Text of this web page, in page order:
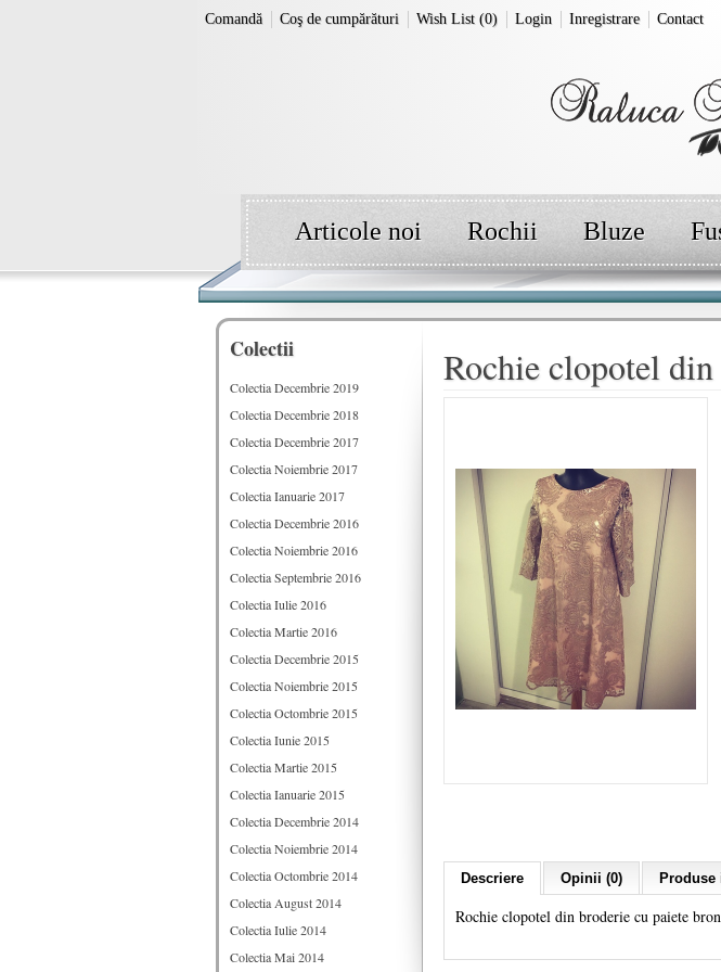
Comandă Coş de cumpărături Wish List (0) Login Inregistrare Contact
Articole noi Rochii Bluze
Colectii
Colectia Decembrie 2019
Colectia Decembrie 2018
Colectia Decembrie 2017
Colectia Noiembrie 2017
Colectia Ianuarie 2017
Colectia Decembrie 2016
Colectia Noiembrie 2016
Colectia Septembrie 2016
Colectia Iulie 2016
Colectia Martie 2016
Colectia Decembrie 2015
Colectia Noiembrie 2015
Colectia Octombrie 2015
Colectia Iunie 2015
Colectia Martie 2015
Colectia Ianuarie 2015
Colectia Decembrie 2014
Colectia Noiembrie 2014
Colectia Octombrie 2014
Colectia August 2014
Colectia Iulie 2014
Colectia Mai 2014
Rochie clopotel
Descriere Opinii (0) Produse
​Rochie clopotel din broderie cu paiete